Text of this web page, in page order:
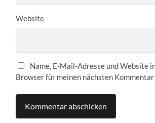
Website
Name, E-Mail-Adresse und Website
Browser für meinen nächsten